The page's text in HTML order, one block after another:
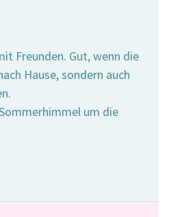
Freunden. Gut, wenn die
Hause, sondern auch
um die